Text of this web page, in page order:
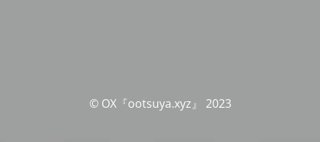
© OX『ootsuya.xyz』 2023